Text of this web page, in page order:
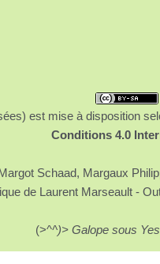
est mise à disposition
Conditions 4.0
Schaad, Margaux
de Laurent Marseault -
(>^^)> Galope sous